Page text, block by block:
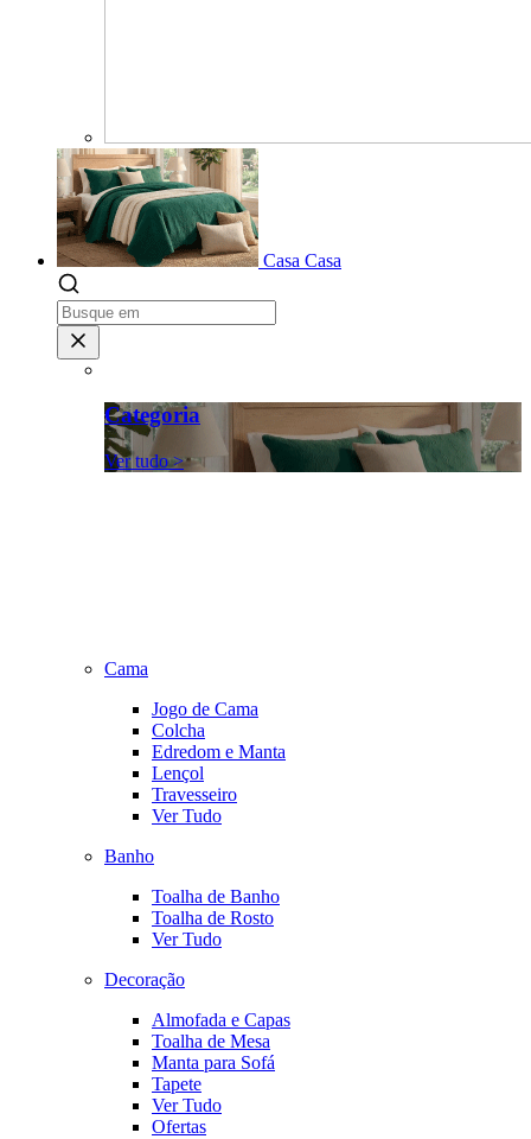
Casa Casa
Categoria
Ver tudo >
Cama
Jogo de Cama
Colcha
Edredom e Manta
Lençol
Travesseiro
Ver Tudo
Banho
Toalha de Banho
Toalha de Rosto
Ver Tudo
Decoração
Almofada e Capas
Toalha de Mesa
Manta para Sofá
Tapete
Ver Tudo
Ofertas